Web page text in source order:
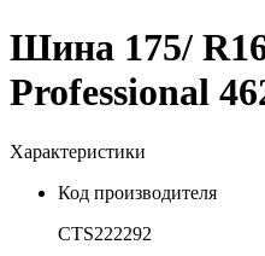
Шина 175/
Professional
Характеристики
Код производителя
CTS222292